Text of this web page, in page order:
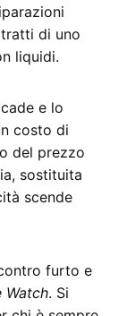
di uno
liquidi.
cade e lo
costo di
del prezzo
sostituita
scende
furto e
Watch. Si